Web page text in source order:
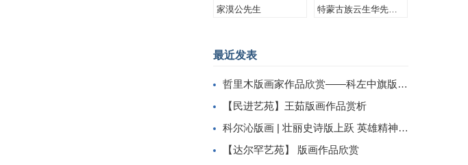
家漠公先生
特蒙古族云生华先生
最近发表
哲里木版画家作品欣赏——科左中旗版画家李忠斌作品赏析
【民进艺苑】王茹版画作品赏析
科尔沁版画 | 壮丽史诗版上跃 英雄精神画中传
【达尔罕艺苑】 版画作品欣赏